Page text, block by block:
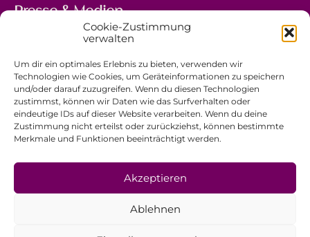
Cookie-Zustimmung
verwalten
Um dir ein optimales Erlebnis zu bieten, verwenden wir
Technologien wie Cookies, um Geräteinformationen zu speichern
und/oder darauf zuzugreifen. Wenn du diesen Technologien
zustimmst, können wir Daten wie das Surfverhalten oder
eindeutige IDs auf dieser Website verarbeiten. Wenn du deine
Zustimmung nicht erteilst oder zurückziehst, können bestimmte
Merkmale und Funktionen beeinträchtigt werden.
Akzeptieren
Ablehnen
Presse & Medien
5, avenue Marie-Thérèse
+352 44 743 340
comm@ewb.lu
Spenden
Impressum
Allgemeine Geschäftsbedingungen